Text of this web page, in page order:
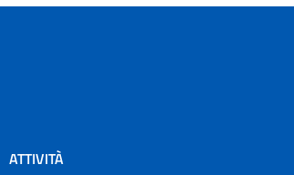
ATTIVITÀ